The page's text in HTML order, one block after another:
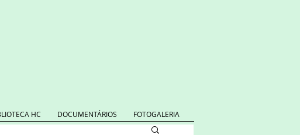
HC DOCUMENTÁRIOS FOTOGALERIA